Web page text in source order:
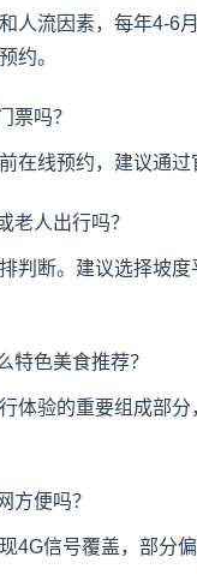
人流因素，每年4-6
约。
票吗？
在线预约，建议通
老人出行吗？
判断。建议选择坡
特色美食推荐？
体验的重要组成部
方便吗？
4G信号覆盖，部分